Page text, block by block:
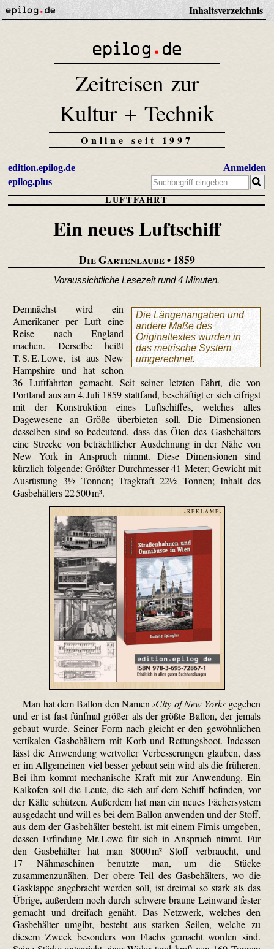
Inhaltsverzeichnis
Zeitreisen zur
Kultur + Technik
Online seit 1997
edition.epilog.de
epilog.plus
Anmelden
LUFTFAHRT
Ein neues Luftschiff
Die Gartenlaube• 1859
Voraussichtliche Lesezeit rund 4 Minuten.
Die Längenangaben und
andere Maße des
Originaltextes wurden in
das metrische System
umgerechnet.
Demnächst wird ein
Amerikaner per Luft eine
Reise nach England
machen. Derselbe heißt
T. S. E. Lowe, ist aus New
Hampshire und hat schon
36 Luftfahrten gemacht. Seit seiner letzten Fahrt, die von
Portland aus am 4. Juli 1859 stattfand, beschäftigt er sich eifrigst
mit der Konstruktion eines Luftschiffes, welches alles
Dagewesene an Größe überbieten soll. Die Dimensionen
desselben sind so bedeutend, dass das Ölen des Gasbehälters
eine Strecke von beträchtlicher Ausdehnung in der Nähe von
New York in Anspruch nimmt. Diese Dimensionen sind
kürzlich folgende: Größter Durchmesser 41 Meter; Gewicht mit
Ausrüstung 3½ Tonnen; Tragkraft 22½ Tonnen; Inhalt des
Gasbehälters 22 500 m³.
- R E K L A M E -
Man hat dem Ballon den Namen›City of New York‹gegeben
und er ist fast fünfmal größer als der größte Ballon, der jemals
gebaut wurde. Seiner Form nach gleicht er den gewöhnlichen
vertikalen Gasbehältern mit Korb und Rettungsboot. Indessen
lässt die Anwendung wertvoller Verbesserungen glauben, dass
er im Allgemeinen viel besser gebaut sein wird als die früheren.
Bei ihm kommt mechanische Kraft mit zur Anwendung. Ein
Kalkofen soll die Leute, die sich auf dem Schiff befinden, vor
der Kälte schützen. Außerdem hat man ein neues Fächersystem
ausgedacht und will es bei dem Ballon anwenden und der Stoff,
aus dem der Gasbehälter besteht, ist mit einem Firnis umgeben,
dessen Erfindung Mr. Lowe für sich in Anspruch nimmt. Für
den Gasbehälter hat man 8000 m² Stoff verbraucht, und
17 Nähmaschinen benutzte man, um die Stücke
zusammenzunähen. Der obere Teil des Gasbehälters, wo die
Gasklappe angebracht werden soll, ist dreimal so stark als das
Übrige, außerdem noch durch schwere braune Leinwand fester
gemacht und dreifach genäht. Das Netzwerk, welches den
Gasbehälter umgibt, besteht aus starken Seilen, welche zu
diesem Zweck besonders von Flachs gemacht worden sind.